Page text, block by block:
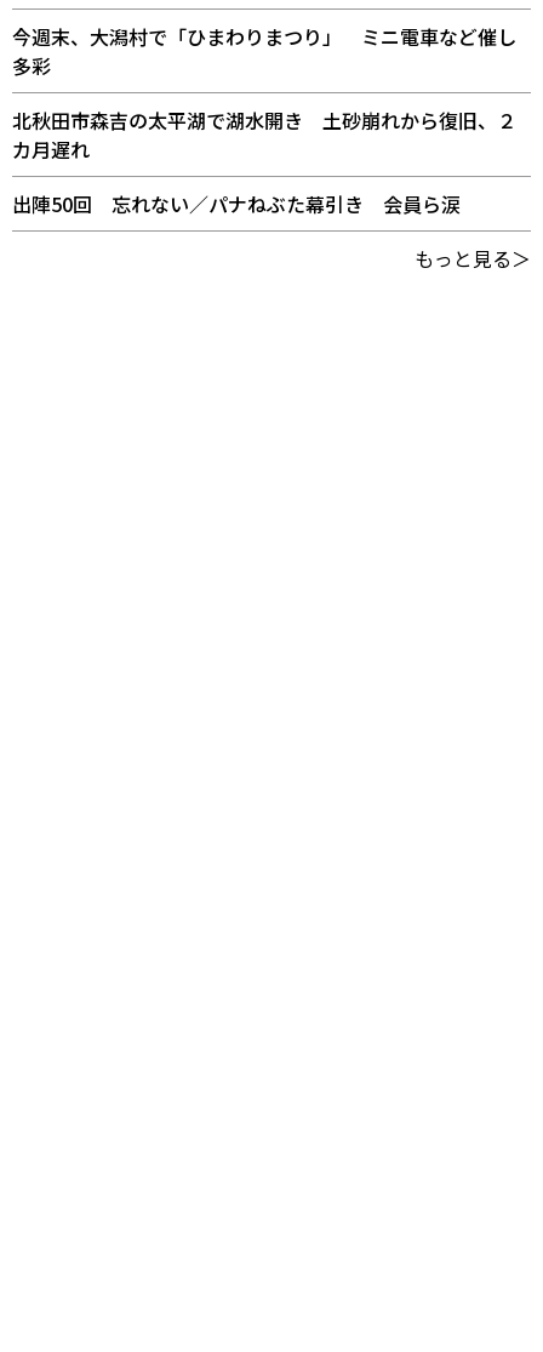
今週末、大潟村で「ひまわりまつり」 ミニ電車など催し
多彩
北秋田市森吉の太平湖で湖水開き 土砂崩れから復旧、２
カ月遅れ
出陣50回 忘れない／パナねぶた幕引き 会員ら涙
もっと見る＞